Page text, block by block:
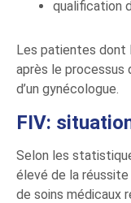
qualification
Les patientes dont
après le processus
d’un gynécologue.
FIV:
Selon les
élevé de la réussite
de soins médicaux